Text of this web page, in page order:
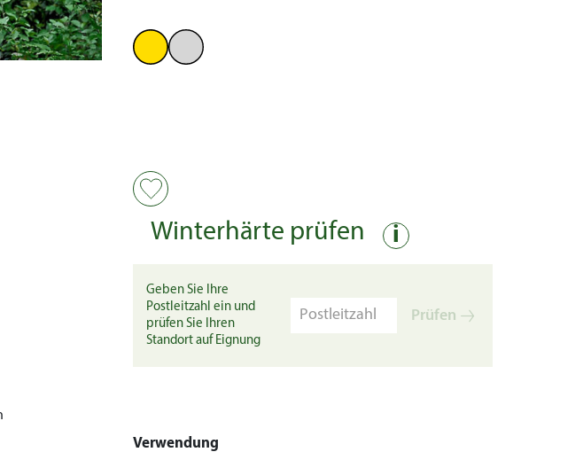
Winterhärte prüfen i
Geben Sie Ihre
Postleitzahl ein und
prüfen Sie Ihren
Standort auf Eignung
Prüfen
Verwendung